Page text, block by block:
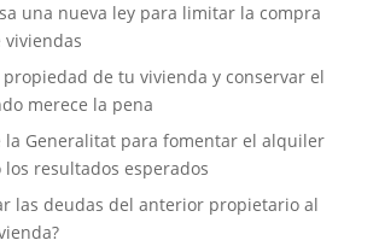
una nueva ley para limitar la compra
viviendas
de tu vivienda y conservar el
merece la pena
la Generalitat para fomentar el alquiler
resultados esperados
las deudas del anterior propietario al